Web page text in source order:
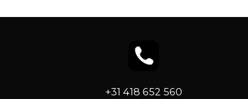
+31 418 652 560